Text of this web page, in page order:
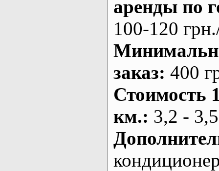
аренды по
100-120
заказ: 400
Стоимость
км.: 3,2 -